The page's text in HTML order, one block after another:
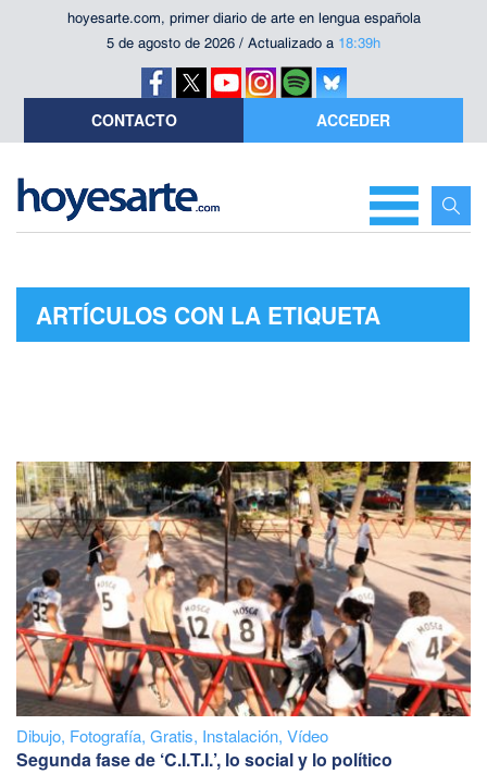
hoyesarte.com, primer diario de arte en lengua española
5 de agosto de 2026 / Actualizado a 18:39h
CONTACTO ACCEDER
ARTÍCULOS CON LA ETIQUETA
Dibujo, Fotografía, Gratis, Instalación, Vídeo
Segunda fase de ‘C.I.T.I.’, lo social y lo político